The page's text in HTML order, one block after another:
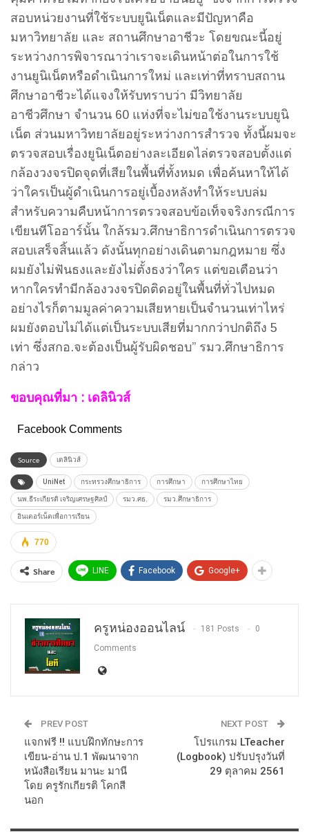
สอบหน่วยงานที่ใช้ระบบยูนิเน็ตและมีปัญหาคือ
มหาวิทยาลัย และ สถานศึกษาอาชีวะ โดยขณะนี้อยู่
ระหว่างการพิจารณาว่าเราจะเดินหน้าต่อในการใช้
งานยูนิเน็ตหรือดำเนินการใหม่ และเท่าที่ทราบสถาน
ศึกษาอาชีวะได้แจงให้รับทราบว่า มีวิทยาลัย
อาชีวศึกษา จำนวน 60 แห่งที่จะไม่ขอใช้งานระบบยูนิ
เน็ต ส่วนมหาวิทยาลัยอยู่ระหว่างการสำรวจ ทั้งนี้ผมจะ
ตรวจสอบเรื่องยูนิเน็ตอย่างละเอียดไล่ตรวจสอบตั้งแต่
กล้องวงจรปิดจุดที่เสียในพื้นที่ทั้งหมด เพื่อค้นหาให้ได้
ว่าใครเป็นผู้ดำเนินการอยู่เบื้องหลังทำให้ระบบล่ม
สำหรับความคืบหน้าการตรวจสอบข้อเท็จจริงกรณีการ
เขียนทีโออาร์นั้น ใกล้รมว.ศึกษาธิการดำเนินการตรวจ
สอบเสร็จสิ้นแล้ว ดังนั้นทุกอย่างเดินตามกฎหมาย ซึ่ง
ผมยังไม่ฟันธงและยังไม่ตั้งธงว่าใคร แต่ขอเตือนว่า
หากใครทำมีกล้องวงจรปิดติดอยู่ในพื้นที่ทั่วไปหมด
อย่างไรก็ตามมูลค่าความเสียหายเป็นจำนวนเท่าไหร่
ผมยังตอบไม่ได้แต่เป็นระบบเสียที่มากกว่าปกติถึง 5
เท่า ซึ่งสกอ.จะต้องเป็นผู้รับผิดชอบ” รมว.ศึกษาธิการ
กล่าว
ขอบคุณที่มา : เดลินิวส์
Facebook Comments
Source เดลินิวส์
UniNet กระทรวงศึกษาธิการ การศึกษา การศึกษาไทย
นพ.ธีระเกียรติ เจริญเศรษฐศิลป์ รมว.ศธ. รมว.ศึกษาธิการ
อินเตอร์เน็ตเพื่อการเรียน
770
Share LINE Facebook Google+
ครูหน่องออนไลน์ 181 Posts
0
Comments
PREV POST
แจกฟรี !! แบบฝึกทักษะการ
เขียน-อ่าน ป.1 พัฒนาจาก
หนังสือเรียน มานะ มานี
โดย ครูรักเกียรติ โคกสี
นอก
NEXT POST
โปรแกรม LTeacher
(Logbook) ปรับปรุงวันที่
29 ตุลาคม 2561